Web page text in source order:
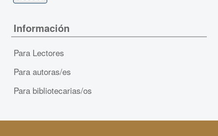
Información
Para Lectores
Para autoras/es
Para bibliotecarias/os